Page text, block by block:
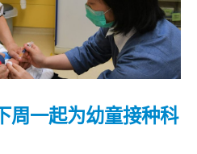
周一起为幼童接种科